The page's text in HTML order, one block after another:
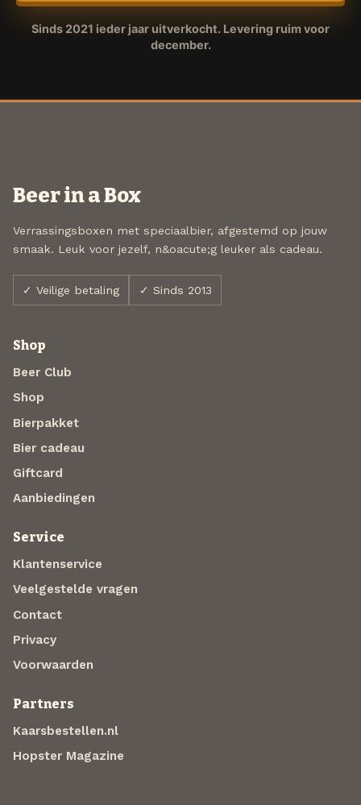
Sinds 2021 ieder jaar uitverkocht. Levering ruim voor
december.
Beer in a Box
Verrassingsboxen met speciaalbier, afgestemd op jouw
smaak. Leuk voor jezelf, n&oacute;g leuker als cadeau.
✓ Veilige betaling ✓ Sinds 2013
Shop
Beer Club
Shop
Bierpakket
Bier cadeau
Giftcard
Aanbiedingen
Service
Klantenservice
Veelgestelde vragen
Contact
Privacy
Voorwaarden
Partners
Kaarsbestellen.nl
Hopster Magazine